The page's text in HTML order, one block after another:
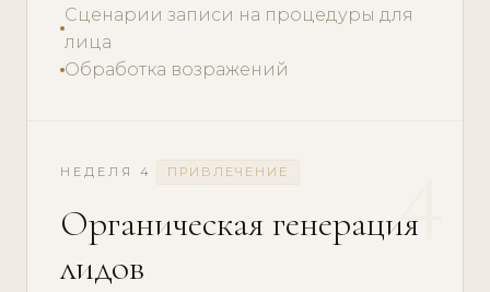
Сценарии записи на процедуры для
лица
Обработка возражений
4
НЕДЕЛЯ 4 ПРИВЛЕЧЕНИЕ
Органическая генерация
лидов